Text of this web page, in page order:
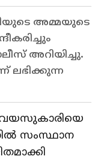
അമ്മയുടെ
അറിയിച്ചു.
ലഭിക്കുന്ന
സംസ്ഥാന